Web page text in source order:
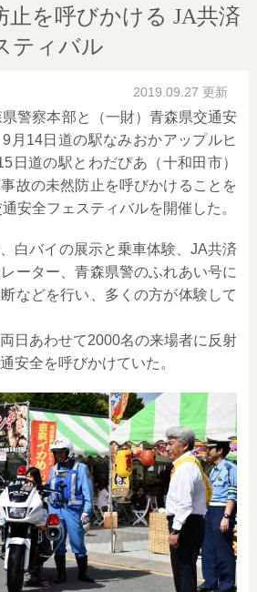
止を呼びかける JA共済
ティバル
2019.09.27 更新
警察本部と（一財）青森県交通安
月14日道の駅なみおかアップルヒ
日道の駅とわだぴあ（十和田市）
故の未然防止を呼びかけることを
安全フェスティバルを開催した。
白バイの展示と乗車体験、JA共済
ーター、青森県警のふれあい号に
などを行い、多くの方が体験して
日あわせて2000名の来場者に反射
安全を呼びかけていた。